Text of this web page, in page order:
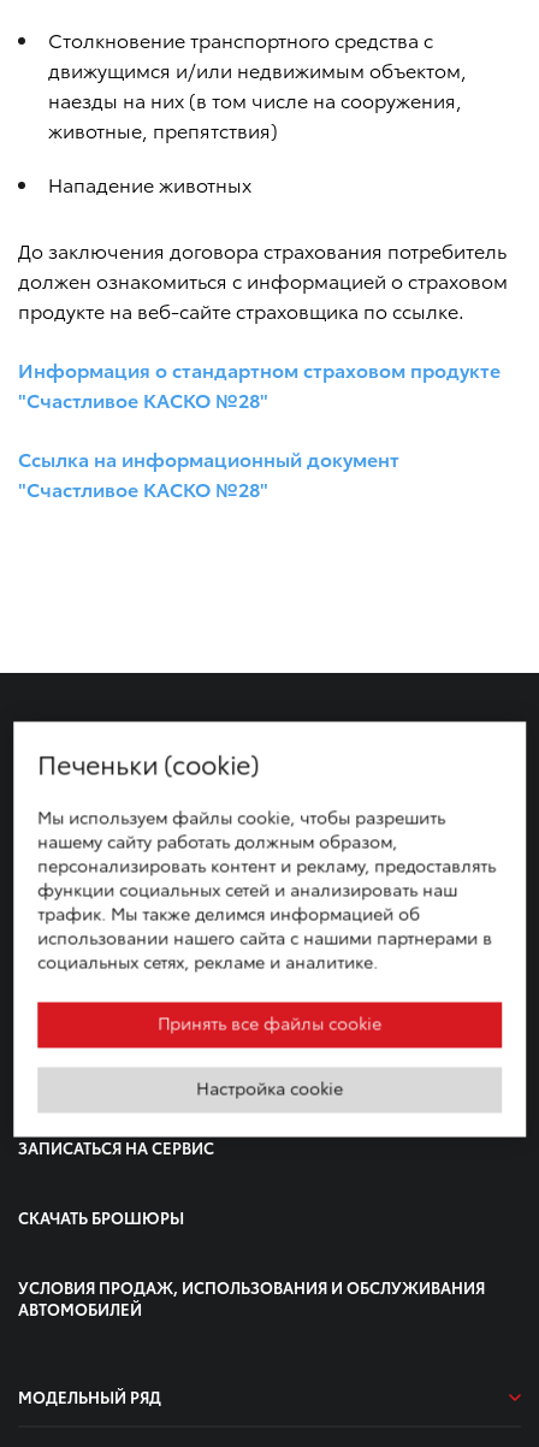
Столкновение транспортного средства с
движущимся и/или недвижимым объектом,
наезды на них (в том числе на сооружения,
животные, препятствия)
Нападение животных
До заключения договора страхования потребитель
должен ознакомиться с информацией о страховом
продукте на веб-сайте страховщика по ссылке.
Информация о стандартном страховом продукте
"Счастливое КАСКО №28"
Ссылка на информационный документ
"Счастливое КАСКО №28"
СВЯЖИТЕСЬ С НАМИ
+380 44 492 70 00
Или приезжайте к нам по адресу:
г. Киев, просп. С. Бандеры, 24Б
Автосалон: пн-вс 09:00-20:00; Сервис: пн-вс 08:00-20:00
ЗАПИСАТЬСЯ НА ТЕСТ-ДРАЙВ
ЗАПИСАТЬСЯ НА СЕРВИС
СКАЧАТЬ БРОШЮРЫ
УСЛОВИЯ ПРОДАЖ, ИСПОЛЬЗОВАНИЯ И ОБСЛУЖИВАНИЯ
АВТОМОБИЛЕЙ
МОДЕЛЬНЫЙ РЯД
Печеньки (cookie)
Мы используем файлы cookie, чтобы разрешить
нашему сайту работать должным образом,
персонализировать контент и рекламу, предоставлять
функции социальных сетей и анализировать наш
трафик. Мы также делимся информацией об
использовании нашего сайта с нашими партнерами в
социальных сетях, рекламе и аналитике.
Принять все файлы cookie
Настройка cookie